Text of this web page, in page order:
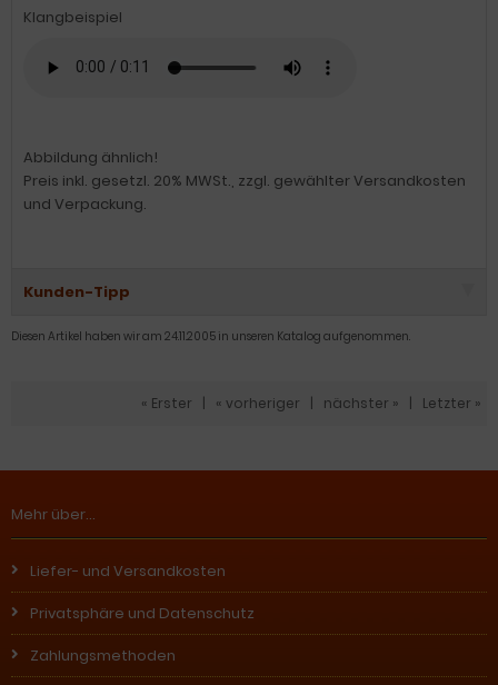
Klangbeispiel
Abbildung ähnlich!
Preis inkl. gesetzl. 20% MWSt., zzgl. gewählter Versandkosten
und Verpackung.
Kunden-Tipp
Diesen Artikel haben wir am 24.11.2005 in unseren Katalog aufgenommen.
« Erster « vorheriger nächster » Letzter »
Mehr über...
Liefer- und Versandkosten
Privatsphäre und Datenschutz
Zahlungsmethoden